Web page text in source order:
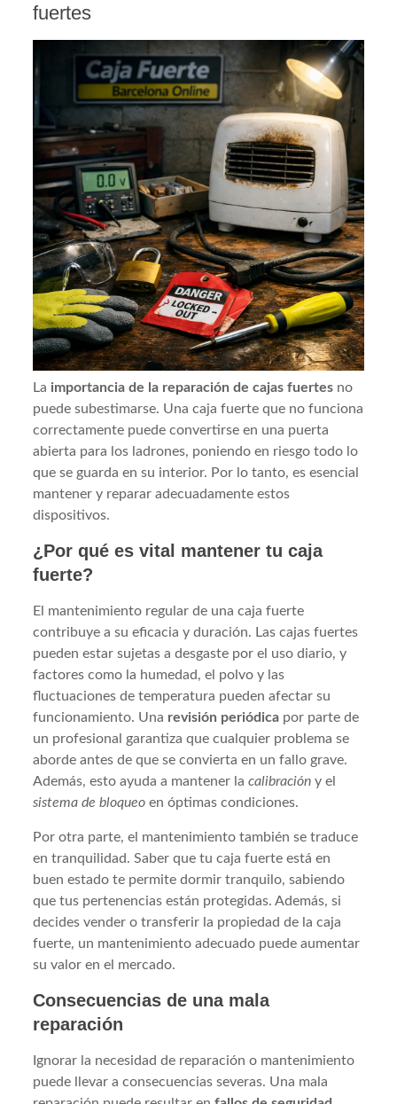
fuertes
La importancia de la reparación de cajas fuertes no
puede subestimarse. Una caja fuerte que no funciona
correctamente puede convertirse en una puerta
abierta para los ladrones, poniendo en riesgo todo lo
que se guarda en su interior. Por lo tanto, es esencial
mantener y reparar adecuadamente estos
dispositivos.
¿Por qué es vital mantener tu caja
fuerte?
El mantenimiento regular de una caja fuerte
contribuye a su eficacia y duración. Las cajas fuertes
pueden estar sujetas a desgaste por el uso diario, y
factores como la humedad, el polvo y las
fluctuaciones de temperatura pueden afectar su
funcionamiento. Una revisión periódica por parte de
un profesional garantiza que cualquier problema se
aborde antes de que se convierta en un fallo grave.
Además, esto ayuda a mantener lacalibración y el
sistema de bloqueo en óptimas condiciones.
Por otra parte, el mantenimiento también se traduce
en tranquilidad. Saber que tu caja fuerte está en
buen estado te permite dormir tranquilo, sabiendo
que tus pertenencias están protegidas. Además, si
decides vender o transferir la propiedad de la caja
fuerte, un mantenimiento adecuado puede aumentar
su valor en el mercado.
Consecuencias de una mala
reparación
Ignorar la necesidad de reparación o mantenimiento
puede llevar a consecuencias severas. Una mala